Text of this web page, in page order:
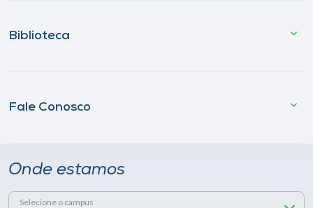
Biblioteca
Fale Conosco
Onde estamos
Selecione o campus